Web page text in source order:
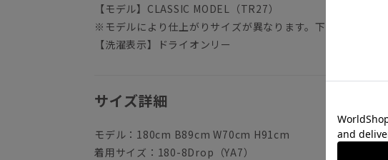
【モデル】CLASSIC MODEL（TR27）
※モデルにより仕上がりサイズが異なります。下記のサイズ
【洗濯表示】ドライオンリー
サイズ詳細
モデル：180cm B89cm W70cm H91cm
着用サイズ：180-8Drop（YA7）